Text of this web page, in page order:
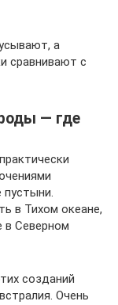
а
сравнивают с
— где
в Тихом океане,
в Северном
созданий
Очень